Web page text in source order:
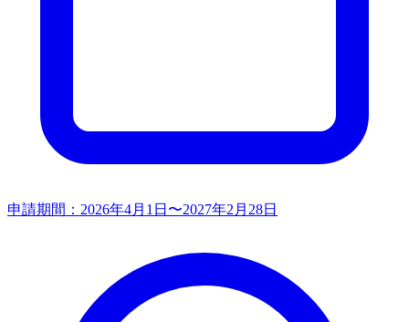
申請期間： 2026年4月1日〜2027年2月28日